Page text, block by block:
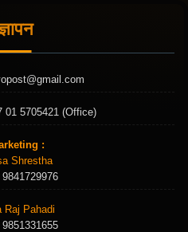
01 5705421 (Office)
:
Shrestha
Raj Pahadi